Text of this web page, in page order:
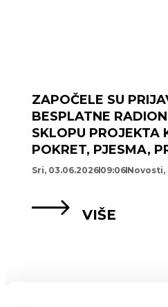
ZAPOČELE SU
BESPLATNE
SKLOPU PROJEKTA
POKRET, PJESMA,
Sri, 03.06.2026 09:06 Novosti,
VIŠE